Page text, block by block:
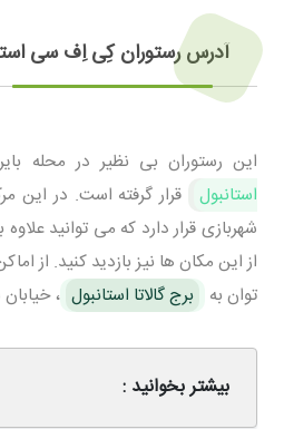
آدرس رستوران کِی اِف سی
این رستوران بی نظیر در محله
استانبول
قرار گرفته است. در این
شهربازی قرار دارد که می توانید
از این مکان ها نیز بازدید کنید. از
توان به برج گالاتا استانبول ،
بیشتر بخوانید :